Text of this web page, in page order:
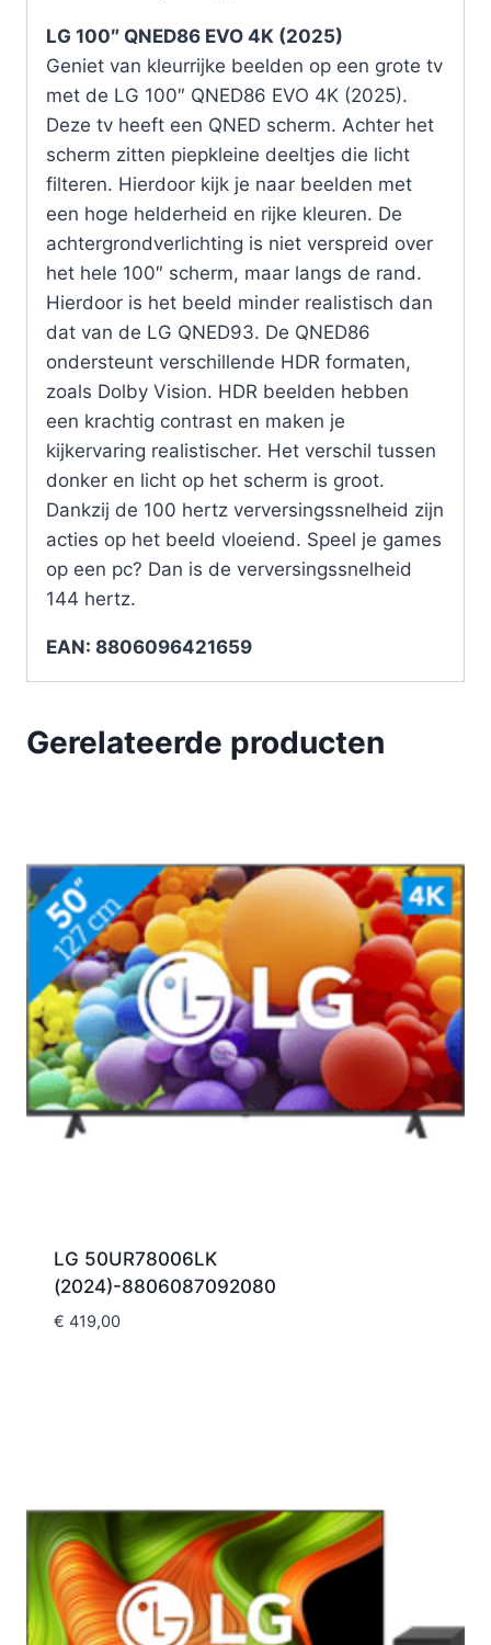
LG 100″ QNED86 EVO 4K (2025)
Geniet van kleurrijke beelden op een grote tv
met de LG 100″ QNED86 EVO 4K (2025).
Deze tv heeft een QNED scherm. Achter het
scherm zitten piepkleine deeltjes die licht
filteren. Hierdoor kijk je naar beelden met
een hoge helderheid en rijke kleuren. De
achtergrondverlichting is niet verspreid over
het hele 100″ scherm, maar langs de rand.
Hierdoor is het beeld minder realistisch dan
dat van de LG QNED93. De QNED86
ondersteunt verschillende HDR formaten,
zoals Dolby Vision. HDR beelden hebben
een krachtig contrast en maken je
kijkervaring realistischer. Het verschil tussen
donker en licht op het scherm is groot.
Dankzij de 100 hertz verversingssnelheid zijn
acties op het beeld vloeiend. Speel je games
op een pc? Dan is de verversingssnelheid
144 hertz.
EAN: 8806096421659
Gerelateerde producten
LG 50UR78006LK
(2024)-8806087092080
€ 419,00